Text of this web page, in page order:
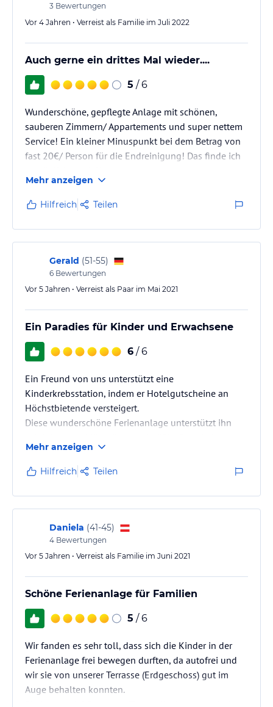
3 Bewertungen
Vor 4 Jahren • Verreist als Familie im Juli 2022
Auch gerne ein drittes Mal wieder....
5 / 6
Wunderschöne, gepflegte Anlage mit schönen,
sauberen Zimmern/ Appartements und super nettem
Service! Ein kleiner Minuspunkt bei dem Betrag von
fast 20€/ Person für die Endreinigung! Das finde ich
Aber sonst gibt es wirklich nichts zu meckern! Die
Kinderbetreuung wurde bei uns eigentlich nicht
genutzt, dort machten aber auch alle einen sehr
netten und engagierten Eindruck!
Mehr anzeigen
Hilfreich Teilen
Gerald (51-55)
6 Bewertungen
Vor 5 Jahren • Verreist als Paar im Mai 2021
Ein Paradies für Kinder und Erwachsene
6 / 6
Ein Freund von uns unterstützt eine
Kinderkrebsstation, indem er Hotelgutscheine an
Höchstbietende versteigert.
Diese wunderschöne Ferienanlage unterstützt ihn
zukommen.
Wir haben unseren ersten Kurzurlaub dort verbracht
und waren von der ersten Minute an begeistert.
Mehr anzeigen
Hilfreich Teilen
Daniela (41-45)
4 Bewertungen
Vor 5 Jahren • Verreist als Familie im Juni 2021
Schöne Ferienanlage für Familien
5 / 6
Wir fanden es sehr toll, dass sich die Kinder in der
Ferienanlage frei bewegen durften, da autofrei und
wir sie von unserer Terrasse (Erdgeschoss) gut im
Auge behalten konnten.